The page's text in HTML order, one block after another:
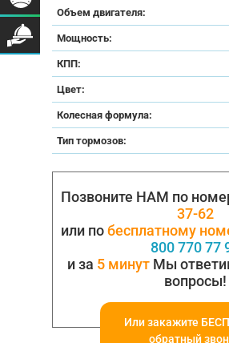
Объем двигателя:
Мощность:
КПП:
Цвет:
Колесная формула:
Тип тормозов:
Позвоните НАМ по
37-62
или побесплатному
800 770 77
и за 5 минут Мы
вопросы!
Или закажите
обратный